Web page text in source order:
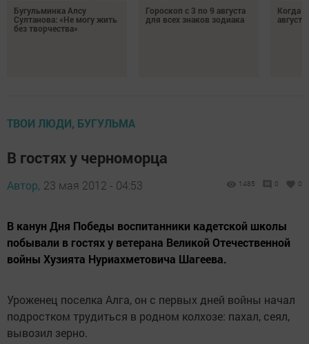
Бугульминка Алсу
Султанова: «Не могу жить
без творчества»
Гороскоп с 3 по 9 августа
для всех знаков зодиака
Когда
ТВОИ ЛЮДИ, БУГУЛЬМА
В гостях у черноморца
Автор, 23 мая 2012 - 04:53 1485 0 0
В канун Дня Победы воспитанники кадетской школы
побывали в гостях у ветерана Великой Отечественной
войны Хузията Нуриахметовича Шагеева.
Уроженец поселка Алга, он с первых дней войны начал
подростком трудиться в родном колхозе: пахал, сеял,
вывозил зерно.